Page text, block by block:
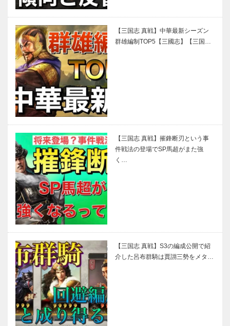
【三国志 真戦】中華最新シーズン
群雄編制TOP5【三國志】【三国…
【三国志 真戦】摧鋒断刃という事
件戦法の登場でSP馬超がまた強
く…
【三国志 真戦】S3の編成公開で紹
介した呂布群騎は賈詡三勢をメタ…